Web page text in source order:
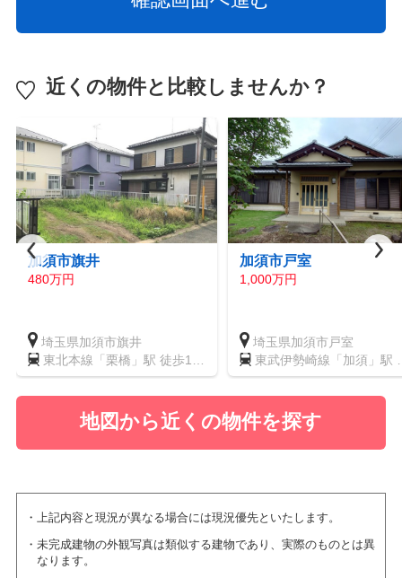
近くの物件と比較しませんか？
加須市旗井
480万円
埼玉県加須市旗井
東北本線「栗橋」駅 徒歩17
分
加須市戸室
1,000万円
埼玉県加須市戸室
東武伊勢崎線「加須」駅
歩62分
地図から近くの物件を探す
上記内容と現況が異なる場合には現況優先といたします。
未完成建物の外観写真は類似する建物であり、実際のものとは異
なります。